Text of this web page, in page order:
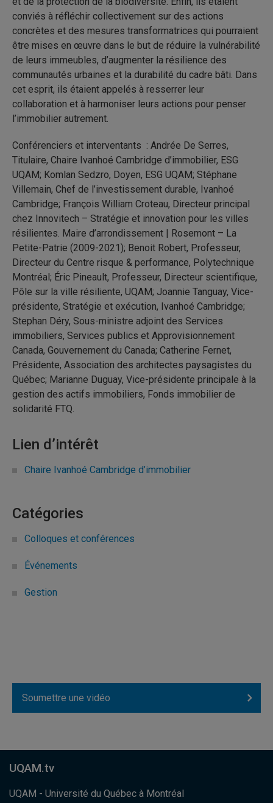
conviés à réfléchir collectivement sur des actions
concrètes et des mesures transformatrices qui pourraient
être mises en œuvre dans le but de réduire la vulnérabilité
de leurs immeubles, d’augmenter la résilience des
communautés urbaines et la durabilité du cadre bâti. Dans
cet esprit, ils étaient appelés à resserrer leur
collaboration et à harmoniser leurs actions pour penser
l’immobilier autrement.
Conférenciers et interventants : Andrée De Serres,
Titulaire, Chaire Ivanhoé Cambridge d’immobilier, ESG
UQAM; Komlan Sedzro, Doyen, ESG UQAM; Stéphane
Villemain, Chef de l’investissement durable, Ivanhoé
Cambridge; François William Croteau, Directeur principal
chez Innovitech – Stratégie et innovation pour les villes
résilientes. Maire d’arrondissement | Rosemont – La
Petite-Patrie (2009-2021); Benoit Robert, Professeur,
Directeur du Centre risque & performance, Polytechnique
Montréal; Éric Pineault, Professeur, Directeur scientifique,
Pôle sur la ville résiliente, UQAM; Joannie Tanguay, Vice-
présidente, Stratégie et exécution, Ivanhoé Cambridge;
Stephan Déry, Sous-ministre adjoint des Services
immobiliers, Services publics et Approvisionnement
Canada, Gouvernement du Canada; Catherine Fernet,
Présidente, Association des architectes paysagistes du
Québec; Marianne Duguay, Vice-présidente principale à la
gestion des actifs immobiliers, Fonds immobilier de
solidarité FTQ.
Lien d’intérêt
Chaire Ivanhoé Cambridge d’immobilier
Catégories
Colloques et conférences
Événements
Gestion
Soumettre une vidéo
UQAM - Université du Québec à Montréal
UQAM.tv